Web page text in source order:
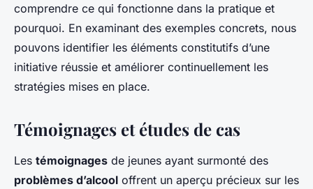
comprendre ce qui fonctionne dans la pratique et
pourquoi. En examinant des exemples concrets, nous
pouvons identifier les éléments constitutifs d’une
initiative réussie et améliorer continuellement les
stratégies mises en place.
Témoignages et études de cas
Les témoignages de jeunes ayant surmonté des
problèmes d’alcool offrent un aperçu précieux sur les